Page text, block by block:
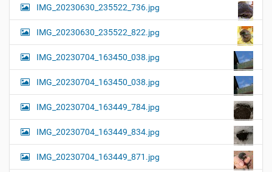
IMG_20230630_235522_736.jpg
IMG_20230630_235522_822.jpg
IMG_20230704_163450_038.jpg
IMG_20230704_163450_038.jpg
IMG_20230704_163449_784.jpg
IMG_20230704_163449_834.jpg
IMG_20230704_163449_871.jpg